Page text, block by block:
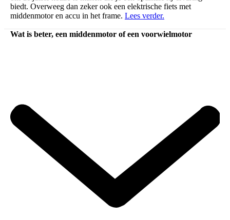
biedt. Overweeg dan zeker ook een elektrische fiets met
middenmotor en accu in het frame. Lees verder.
Wat is beter, een middenmotor of een voorwielmotor